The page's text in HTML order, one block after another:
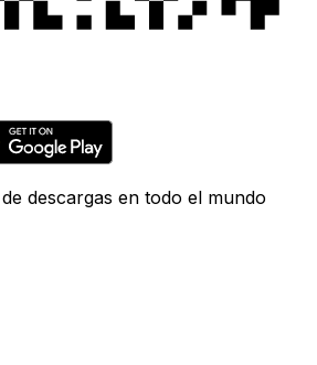
descargas en todo el mundo